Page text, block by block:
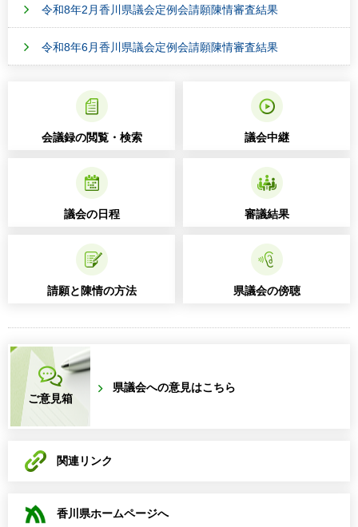
令和8年2月香川県議会定例会請願陳情審査結果
令和8年6月香川県議会定例会請願陳情審査結果
会議録の閲覧・検索 議会中継
議会の日程 審議結果
請願と陳情の方法 県議会の傍聴
ご意見箱
県議会への意見はこちら
関連リンク
香川県ホームページへ